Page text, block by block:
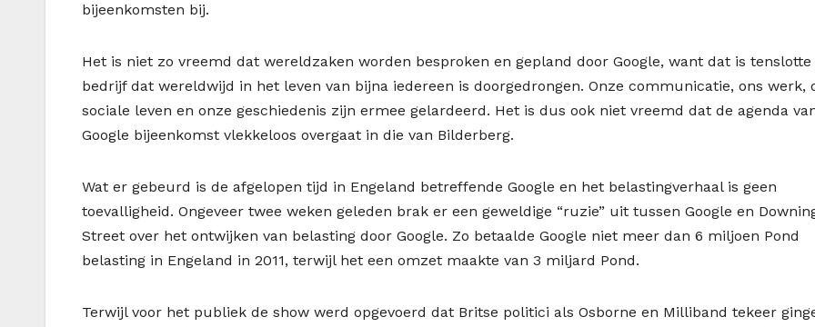
bijeenkomsten bij.
Het is niet zo vreemd dat wereldzaken worden besproken en gepland door Google, want dat is
bedrijf dat wereldwijd in het leven van bijna iedereen is doorgedrongen. Onze communicatie, ons werk,
sociale leven en onze geschiedenis zijn ermee gelardeerd. Het is dus ook niet vreemd dat de agenda
Google bijeenkomst vlekkeloos overgaat in die van Bilderberg.
Wat er gebeurd is de afgelopen tijd in Engeland betreffende Google en het belastingverhaal is geen
toevalligheid. Ongeveer twee weken geleden brak er een geweldige “ruzie” uit tussen Google en
Street over het ontwijken van belasting door Google. Zo betaalde Google niet meer dan 6 miljoen Pond
belasting in Engeland in 2011, terwijl het een omzet maakte van 3 miljard Pond.
Terwijl voor het publiek de show werd opgevoerd dat Britse politici als Osborne en Milliband tekeer